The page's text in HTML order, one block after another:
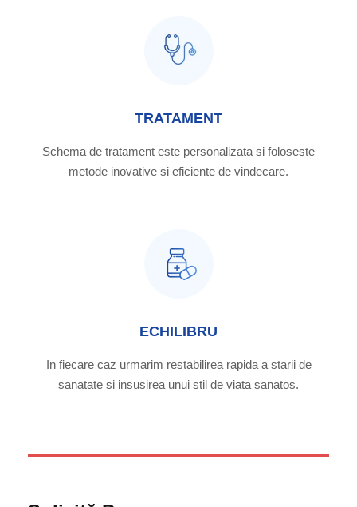
TRATAMENT
Schema de tratament este personalizata si foloseste
metode inovative si eficiente de vindecare.
ECHILIBRU
In fiecare caz urmarim restabilirea rapida a starii de
sanatate si insusirea unui stil de viata sanatos.